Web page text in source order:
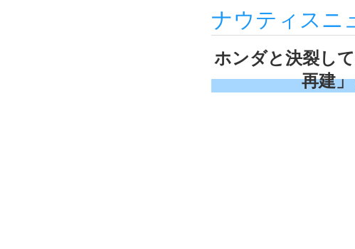
ナウティスニ
ホンダと決裂し
再建